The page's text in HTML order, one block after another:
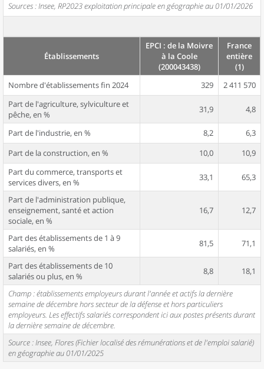
Sources : Insee, RP2023 exploitation principale en géographie au 01/01/2026
Établissements
EPCI : de la Moivre
à la Coole
(200043438)
France
entière
(1)
Nombre d'établissements fin 2024
329
2 411 570
Part de l'agriculture, sylviculture et
pêche, en %
31,9 4,8
Part de l'industrie, en % 8,2
6,3
Part de la construction, en %
10,0
10,9
Part du commerce, transports et
services divers, en %
33,1 65,3
Part de l'administration publique,
enseignement, santé et action
sociale, en %
16,7 12,7
Part des établissements de 1 à 9
salariés, en %
81,5 71,1
Part des établissements de 10
salariés ou plus, en %
8,8 18,1
Champ : établissements employeurs durant l'année et actifs la dernière
semaine de décembre hors secteur de la défense et hors particuliers
employeurs. Les effectifs salariés correspondent ici aux postes présents durant
la dernière semaine de décembre.
Source : Insee, Flores (Fichier localisé des rémunérations et de l'emploi salarié)
en géographie au 01/01/2025